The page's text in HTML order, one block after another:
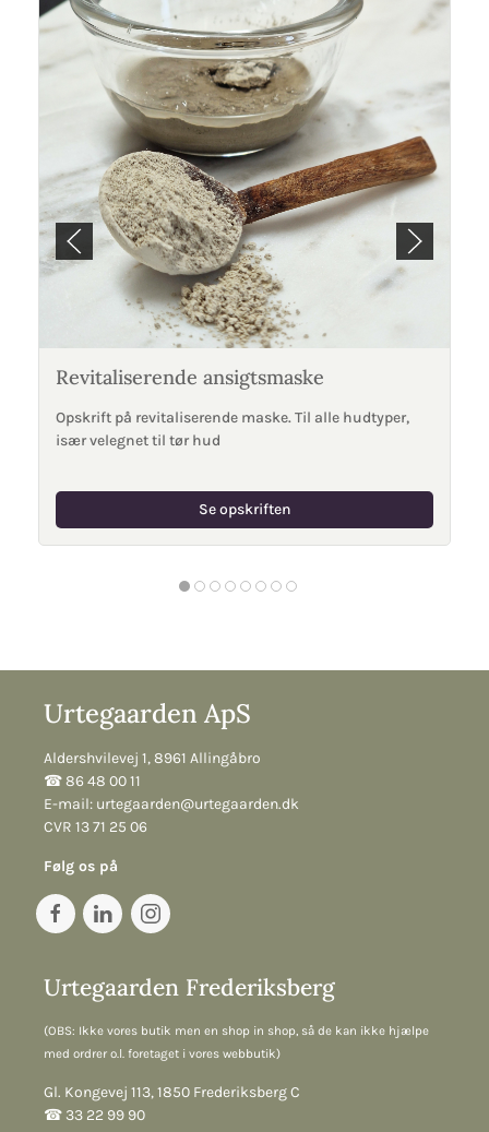
Revitaliserende ansigtsmaske
Opskrift på revitaliserende maske. Til alle hudtyper,
især velegnet til tør hud
Se opskriften
Urtegaarden ApS
Aldershvilevej 1, 8961 Allingåbro
☎︎ 86 48 00 11
E-mail: urtegaarden@urtegaarden.dk
CVR 13 71 25 06
Følg os på
Urtegaarden Frederiksberg
(OBS: Ikke vores butik men en shop in shop, så de kan ikke hjælpe
med ordrer o.l. foretaget i vores webbutik)
Gl. Kongevej 113, 1850 Frederiksberg C
☎︎ 33 22 99 90